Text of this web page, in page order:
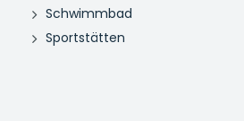
Schwimmbad
Sportstätten